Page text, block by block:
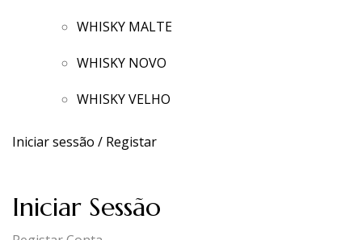
WHISKY MALTE
WHISKY NOVO
WHISKY VELHO
Iniciar sessão / Registar
Iniciar Sessão